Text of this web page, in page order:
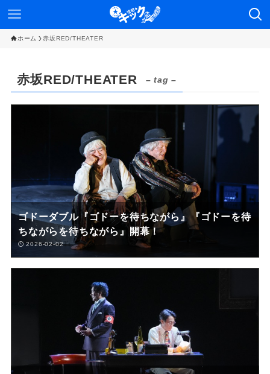
ホーム 赤坂RED/THEATER
赤坂RED/THEATER – tag –
ゴドーダブル『ゴドーを待ちながら』『ゴドーを待
ちながらを待ちながら』開幕！
2026-02-02